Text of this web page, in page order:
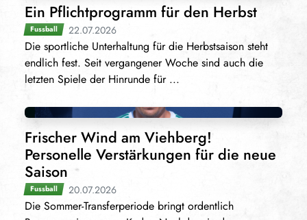
Ein Pflichtprogramm für den Herbst
Fussball 22.07.2026
Die sportliche Unterhaltung für die Herbstsaison steht
endlich fest. Seit vergangener Woche sind auch die
letzten Spiele der Hinrunde für ...
Frischer Wind am Viehberg!
Personelle Verstärkungen für die neue
Saison
Fussball 20.07.2026
Die Sommer-Transferperiode bringt ordentlich